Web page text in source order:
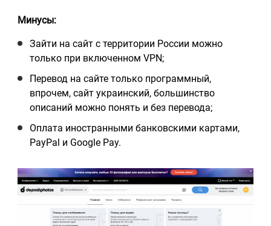
Минусы:
Зайти на сайт с территории России можно
только при включенном VPN;
Перевод на сайте только программный,
впрочем, сайт украинский, большинство
описаний можно понять и без перевода;
Оплата иностранными банковскими картами,
PayPal и Google Pay.